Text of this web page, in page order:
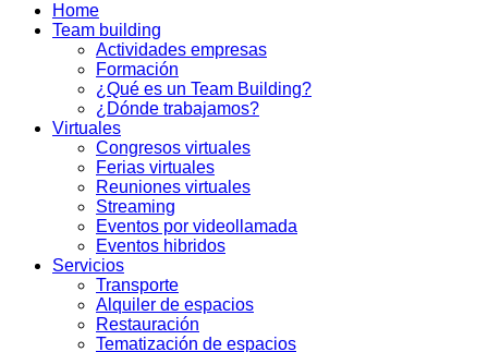
Home
Team building
Actividades empresas
Formación
¿Qué es un Team Building?
¿Dónde trabajamos?
Virtuales
Congresos virtuales
Ferias virtuales
Reuniones virtuales
Streaming
Eventos por videollamada
Eventos hibridos
Servicios
Transporte
Alquiler de espacios
Restauración
Tematización de espacios